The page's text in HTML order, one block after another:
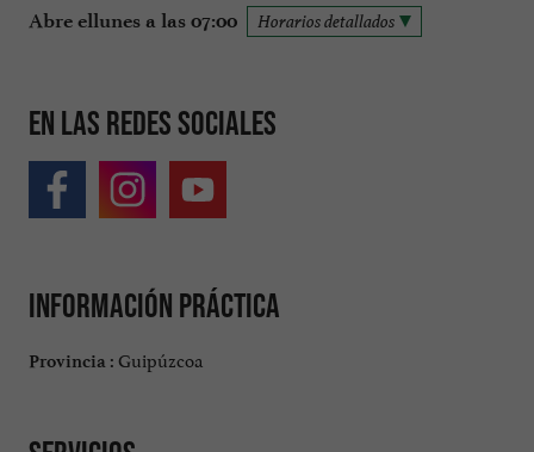
Abre ellunes a las 07:00 Horarios detallados
En las redes sociales
Información práctica
Provincia : Guipúzcoa